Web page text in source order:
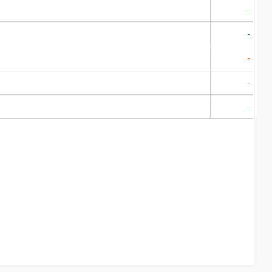
-
-
-
-
-